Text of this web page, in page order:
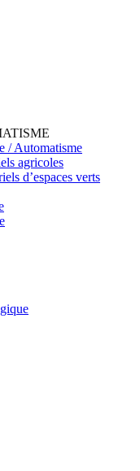
/ Automatisme
agricoles
d’espaces verts